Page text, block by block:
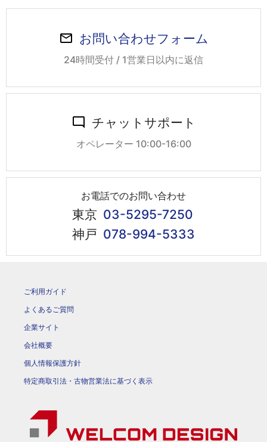
お問い合わせフォーム
24時間受付 / 1営業日以内に返信
チャットサポート
オペレーター 10:00-16:00
お電話でのお問い合わせ
東京 03-5295-7250
神戸 078-994-5333
ご利用ガイド
よくあるご質問
企業サイト
会社概要
個人情報保護方針
特定商取引法・古物営業法に基づく表示